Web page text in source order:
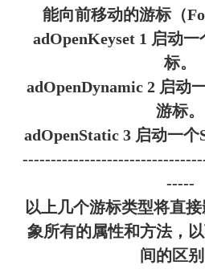
能向前移动的游标（
adOpenKeyset 1 启动
标。
adOpenDynamic 2 启动
游标。
adOpenStatic 3 启动一个
-----
以上几个游标类型将直
象所有的属性和方法，
间的区别